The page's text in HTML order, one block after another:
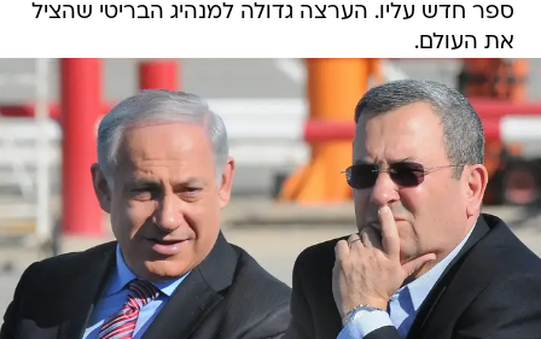
ספר חדש עליו. הערצה גדולה למנהיג הבריטי שהציל
את העולם.